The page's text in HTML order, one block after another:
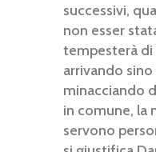
successivi,
non esser
tempesterà
arrivando
minacciando
in comune, la
servono